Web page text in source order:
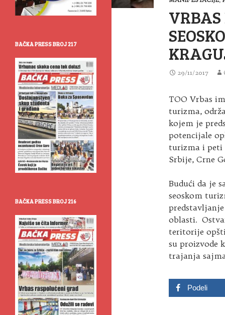
29/11/2017
TOO Vrbas
turizma,
kojem je
potencijale
turizma i peti
Srbije, Crne
Budući da je
seoskom
oblasti.
teritorije
su proizvode
trajanja
Podeli
BAČKA PRESS BROJ 217
BAČKA PRESS BROJ 216